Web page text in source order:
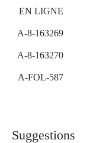
EN LIGNE
A-8-163269
A-8-163270
A-FOL-587
Suggestions